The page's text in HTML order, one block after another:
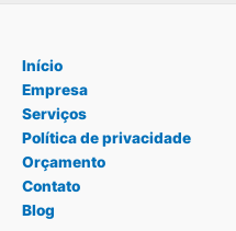
Início
Empresa
Serviços
Política de privacidade
Orçamento
Contato
Blog